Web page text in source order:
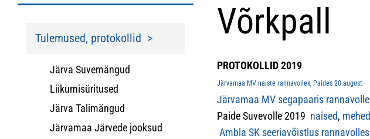
Tulemused, protokollid
Järva Suvemängud
Liikumisüritused
Järva Talimängud
Järvamaa Järvede jooksud
Võrkpall
PROTOKOLLID 2019
Järvamaa MV naiste rannavolles, Paides 20.august
Järvamaa MV segapaaris
Paide Suvevolle 2019 naised, mehed
Ambla SK seeriavõistlus